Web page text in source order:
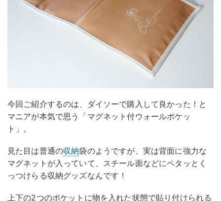
今回ご紹介するのは、ダイソーで購入して良かった！と
マニアが本気で思う「マグネット付ウォールポケッ
ト」。
見た目は普通の収納袋のようですが、実は背面に強力な
マグネットが入っていて、スチール面などにペタッとく
っつけらる収納グッズなんです！
上下の2つのポケットに物を入れた状態で貼り付けられる